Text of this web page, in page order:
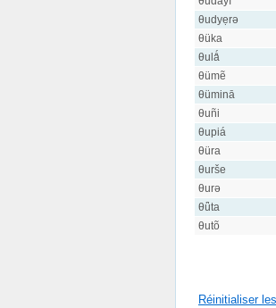
θudyẹrə
θüka
θulǻ
θümẽ
θüminā
θuñi
θupiá
θüra
θurše
θurə
θǖta
θutõ
Réinitialiser